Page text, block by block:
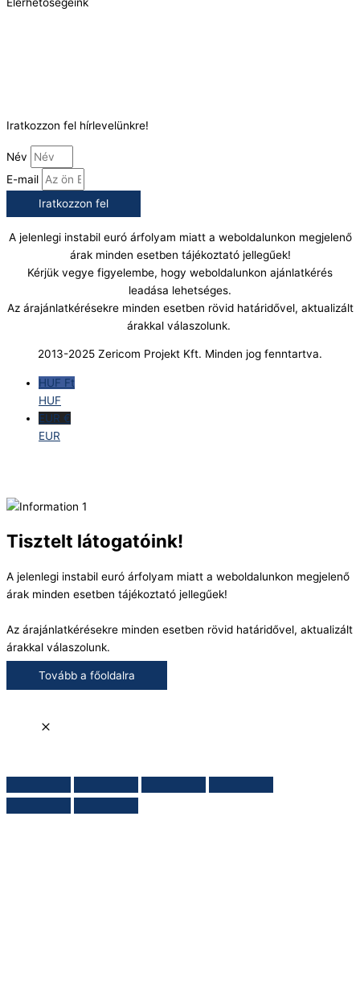
Elérhetőségeink
Iratkozzon fel hírlevelünkre!
Név
E-mail
Iratkozzon fel
A jelenlegi instabil euró árfolyam miatt a weboldalunkon megjelenő
árak minden esetben tájékoztató jellegűek!
Kérjük vegye figyelembe, hogy weboldalunkon ajánlatkérés
leadása lehetséges.
Az árajánlatkérésekre minden esetben rövid határidővel, aktualizált
árakkal válaszolunk.
2013-2025 Zericom Projekt Kft. Minden jog fenntartva.
HUF Ft
HUF
EUR €
EUR
Tisztelt látogatóink!
A jelenlegi instabil euró árfolyam miatt a weboldalunkon megjelenő
árak minden esetben tájékoztató jellegűek!
Az árajánlatkérésekre minden esetben rövid határidővel, aktualizált
árakkal válaszolunk.
Tovább a főoldalra